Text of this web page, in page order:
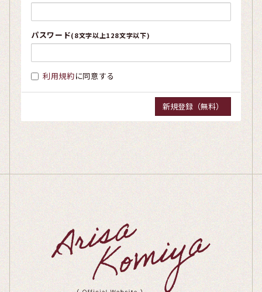
パスワード(8文字以上128文字以下)
利用規約に同意する